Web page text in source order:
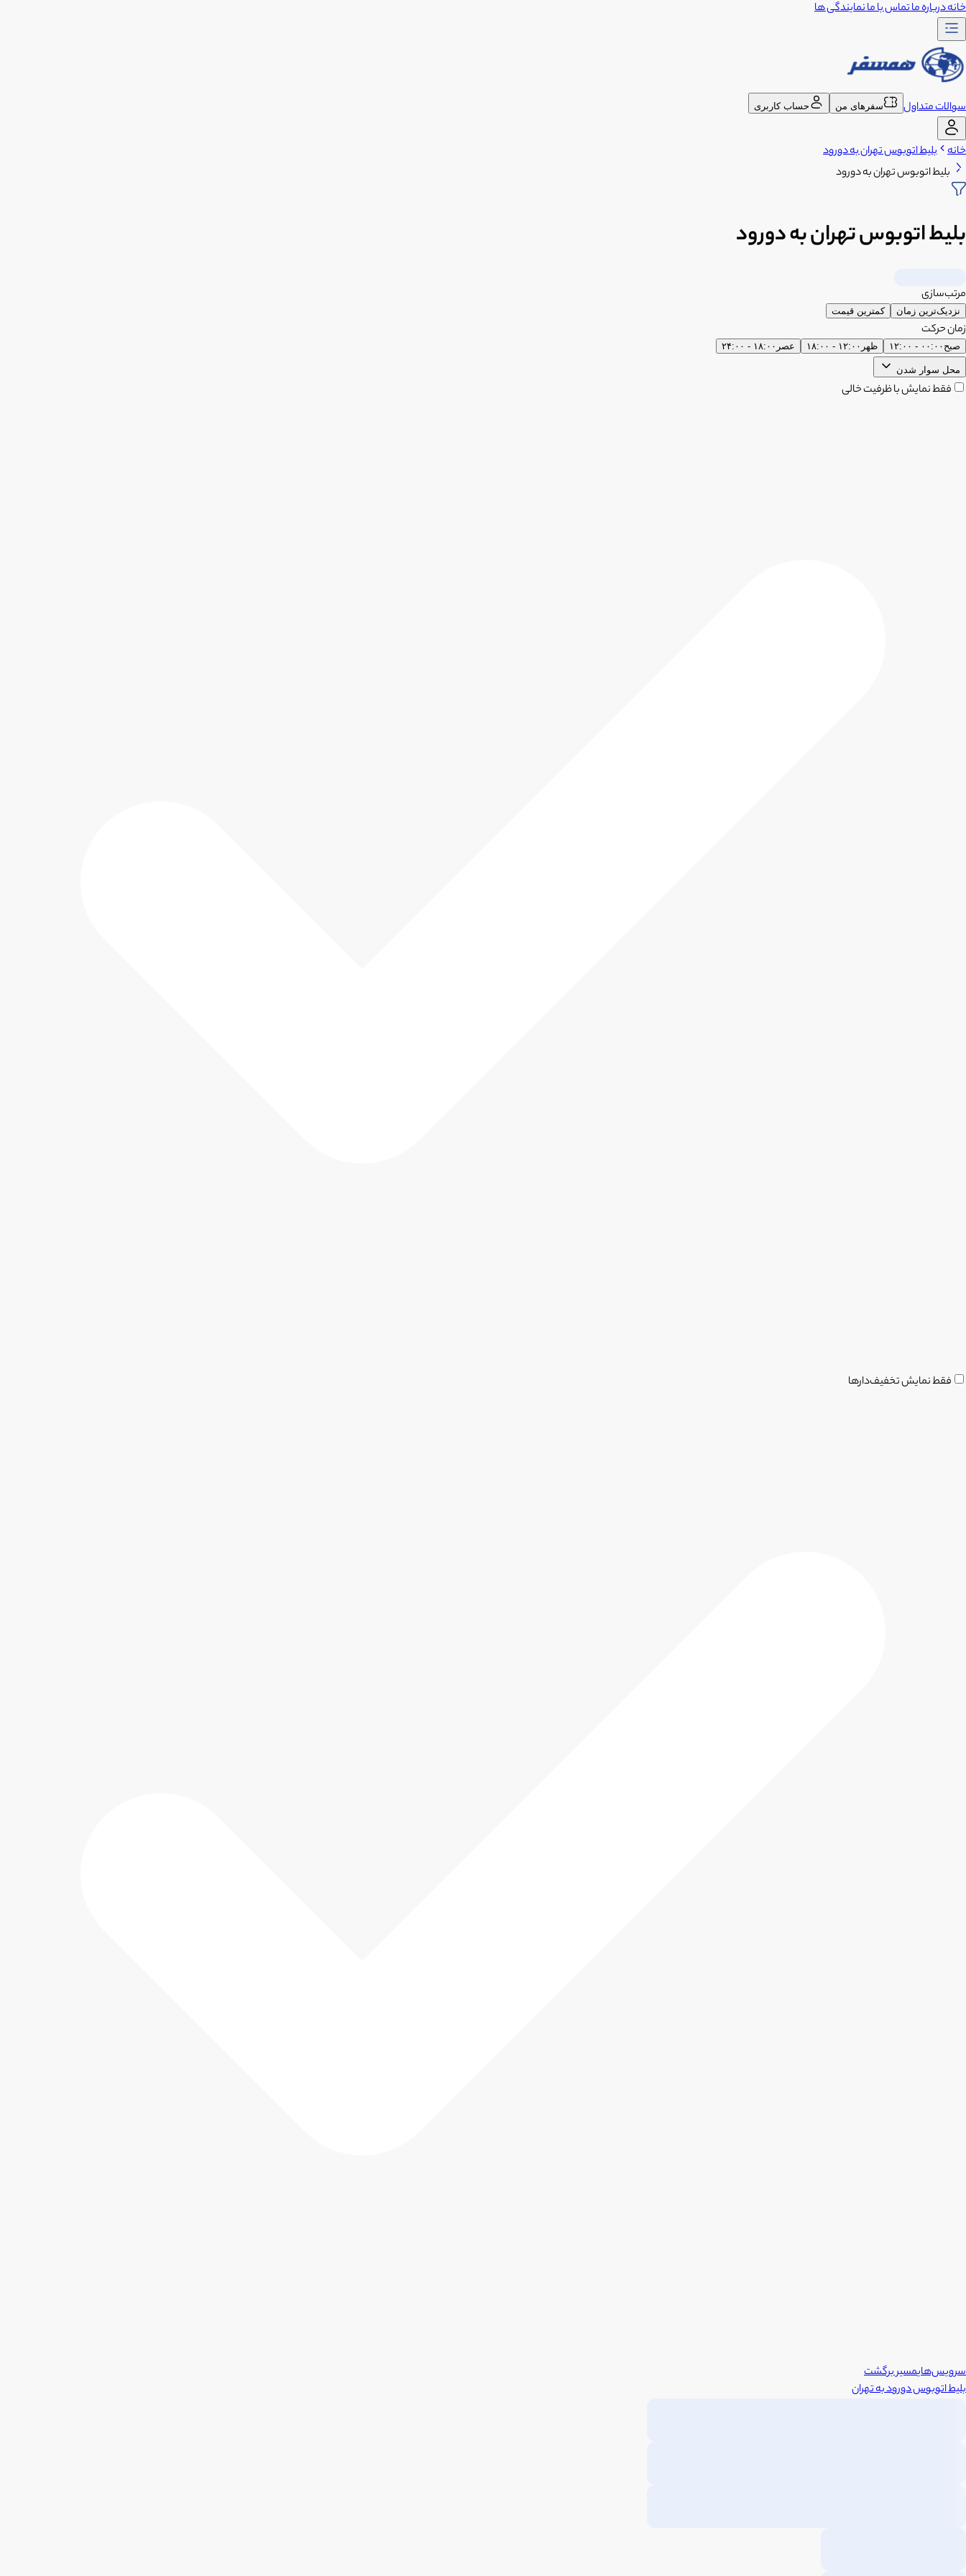
خانهدرباره ماتماس با مانمایندگی ها
سوالات متداول سفرهای من حساب کاربری
خانه بلیط اتوبوس تهران به دورود
بلیط اتوبوس تهران به دورود
بلیط اتوبوس تهران به دورود
مرتب‌سازی
نزدیک‌ترین زمان کمترین قیمت
زمان حرکت
صبح ۰۰:۰۰ - ۱۲:۰۰ ظهر ۱۲:۰۰ - ۱۸:۰۰ عصر ۱۸:۰۰ - ۲۴:۰۰
محل سوار شدن
فقط نمایش با ظرفیت خالی
فقط نمایش تخفیف‌دارها
سرویس‌هایمسیر برگشت
بلیط اتوبوسدورودبهتهران